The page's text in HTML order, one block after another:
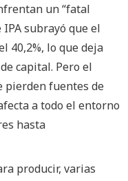
un “fatal
subrayó que el
40,2%, lo que deja
capital. Pero el
pierden fuentes de
a todo el entorno
hasta
producir, varias